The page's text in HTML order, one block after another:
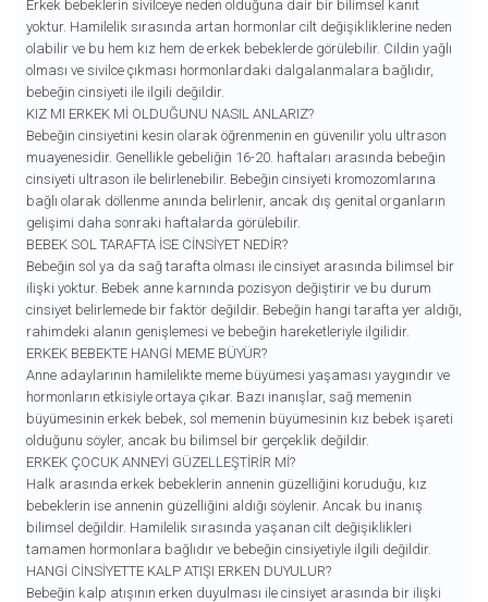
Erkek bebeklerin sivilceye neden olduğuna dair bir bilimsel kanıt
yoktur. Hamilelik sırasında artan hormonlar cilt değişikliklerine neden
olabilir ve bu hem kız hem de erkek bebeklerde görülebilir. Cildin yağlı
olması ve sivilce çıkması hormonlardaki dalgalanmalara bağlıdır,
bebeğin cinsiyeti ile ilgili değildir.
KIZ MI ERKEK MI OLDUĞUNU NASIL ANLARIZ?
Bebeğin cinsiyetini kesin olarak öğrenmenin en güvenilir yolu ultrason
muayenesidir. Genellikle gebeliğin 16-20. haftaları arasında bebeğin
cinsiyeti ultrason ile belirlenebilir. Bebeğin cinsiyeti kromozomlarına
bağlı olarak döllenme anında belirlenir, ancak dış genital organların
gelişimi daha sonraki haftalarda görülebilir.
BEBEK SOL TARAFTA İSE CINSIYET NEDIR?
Bebeğin sol ya da sağ tarafta olması ile cinsiyet arasında bilimsel bir
ilişki yoktur. Bebek anne karnında pozisyon değiştirir ve bu durum
cinsiyet belirlemede bir faktör değildir. Bebeğin hangi tarafta yer aldığı,
rahimdeki alanın genişlemesi ve bebeğin hareketleriyle ilgilidir.
ERKEK BEBEKTE HANGI MEME BÜYÜR?
Anne adaylarının hamilelikte meme büyümesi yaşaması yaygındır ve
hormonların etkisiyle ortaya çıkar. Bazı inanışlar, sağ memenin
büyümesinin erkek bebek, sol memenin büyümesinin kız bebek işareti
olduğunu söyler, ancak bu bilimsel bir gerçeklik değildir.
ERKEK ÇOCUK ANNEYI GÜZELLEŞTIRIR MI?
Halk arasında erkek bebeklerin annenin güzelliğini koruduğu, kız
bebeklerin ise annenin güzelliğini aldığı söylenir. Ancak bu inanış
bilimsel değildir. Hamilelik sırasında yaşanan cilt değişiklikleri
tamamen hormonlara bağlıdır ve bebeğin cinsiyetiyle ilgili değildir.
HANGI CINSIYETTE KALP ATIŞI ERKEN DUYULUR?
Bebeğin kalp atışının erken duyulması ile cinsiyet arasında bir ilişki